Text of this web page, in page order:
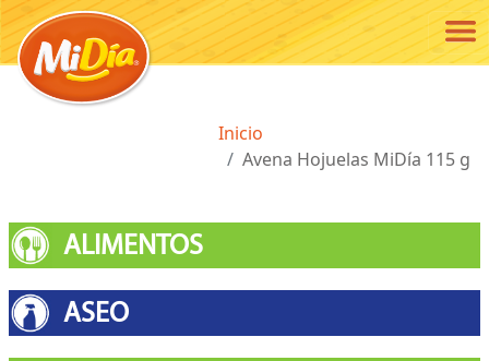
Pasar al contenido principal
Ruta de navegación
Inicio
Avena Hojuelas MiDía 115 g
ALIMENTOS
ASEO